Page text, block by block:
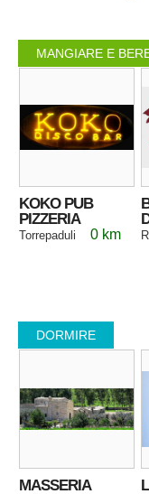
MANGIARE E
KOKO PUB
PIZZERIA
Torrepaduli 0 km
DORMIRE
MASSERIA